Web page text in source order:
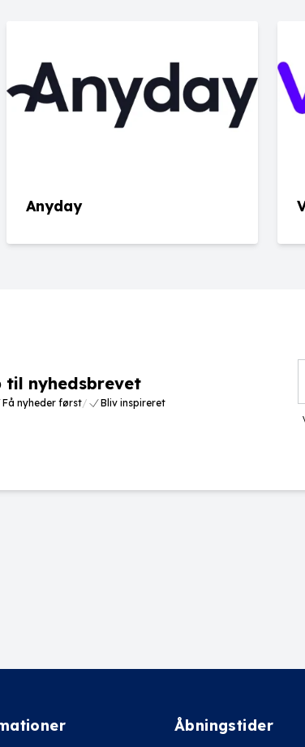
Anyday
til nyhedsbrevet
Få nyheder først/ Bliv inspireret
Åbningstider